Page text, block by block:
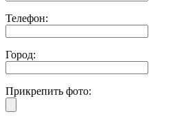
Телефон:
Город:
Прикрепить фото: